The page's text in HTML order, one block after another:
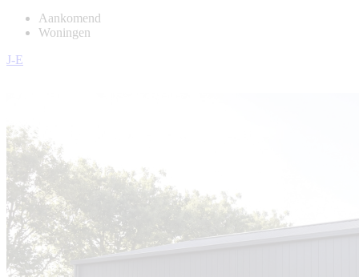
Aankomend
Woningen
J-E